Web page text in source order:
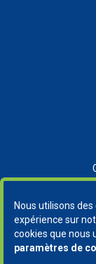
Nous utilisons
expérience sur
cookies que nous
paramètres de